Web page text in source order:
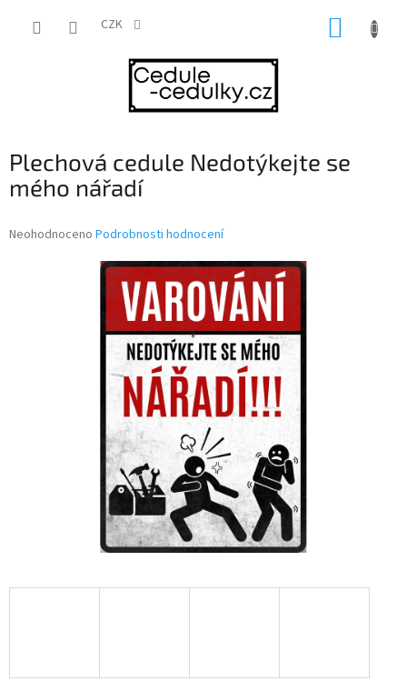
CZK
Plechová cedule Nedotýkejte se
mého nářadí
Průměrné
Neohodnoceno Podrobnosti hodnocení